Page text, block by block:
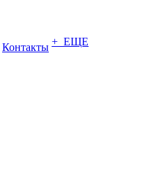
Контакты + ЕЩЕ